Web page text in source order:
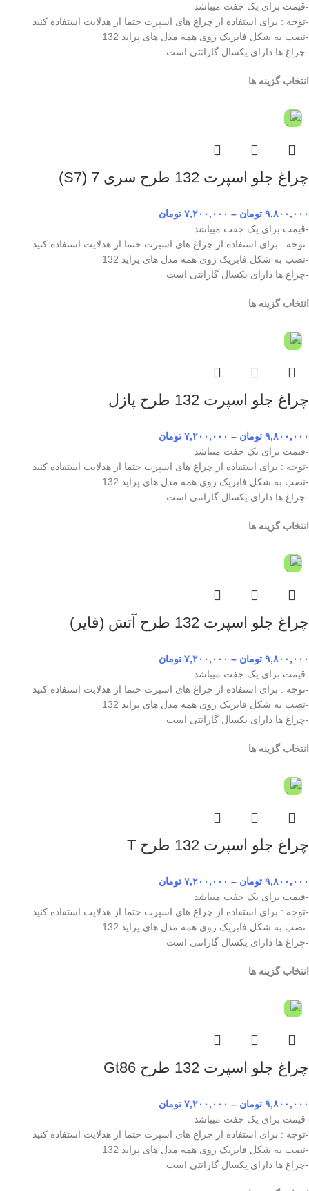
-قیمت برای یک جفت میباشد
-توجه : برای استفاده از چراغ های اسپرت حتما از هدلایت استفاده کنید
-نصب به شکل فابریک روی همه مدل های پراید 132
-چراغ ها دارای یکسال گارانتی است
انتخاب گزینه ها
چراغ جلو اسپرت 132 طرح سری 7 (S7)
۹,۸۰۰,۰۰۰ تومان – ۷,۲۰۰,۰۰۰ تومان
-قیمت برای یک جفت میباشد
-توجه : برای استفاده از چراغ های اسپرت حتما از هدلایت استفاده کنید
-نصب به شکل فابریک روی همه مدل های پراید 132
-چراغ ها دارای یکسال گارانتی است
انتخاب گزینه ها
چراغ جلو اسپرت 132 طرح پازل
۹,۸۰۰,۰۰۰ تومان – ۷,۲۰۰,۰۰۰ تومان
-قیمت برای یک جفت میباشد
-توجه : برای استفاده از چراغ های اسپرت حتما از هدلایت استفاده کنید
-نصب به شکل فابریک روی همه مدل های پراید 132
-چراغ ها دارای یکسال گارانتی است
انتخاب گزینه ها
چراغ جلو اسپرت 132 طرح آتش (فایر)
۹,۸۰۰,۰۰۰ تومان – ۷,۲۰۰,۰۰۰ تومان
-قیمت برای یک جفت میباشد
-توجه : برای استفاده از چراغ های اسپرت حتما از هدلایت استفاده کنید
-نصب به شکل فابریک روی همه مدل های پراید 132
-چراغ ها دارای یکسال گارانتی است
انتخاب گزینه ها
چراغ جلو اسپرت 132 طرح T
۹,۸۰۰,۰۰۰ تومان – ۷,۲۰۰,۰۰۰ تومان
-قیمت برای یک جفت میباشد
-توجه : برای استفاده از چراغ های اسپرت حتما از هدلایت استفاده کنید
-نصب به شکل فابریک روی همه مدل های پراید 132
-چراغ ها دارای یکسال گارانتی است
انتخاب گزینه ها
چراغ جلو اسپرت 132 طرح Gt86
۹,۸۰۰,۰۰۰ تومان – ۷,۲۰۰,۰۰۰ تومان
-قیمت برای یک جفت میباشد
-توجه : برای استفاده از چراغ های اسپرت حتما از هدلایت استفاده کنید
-نصب به شکل فابریک روی همه مدل های پراید 132
-چراغ ها دارای یکسال گارانتی است